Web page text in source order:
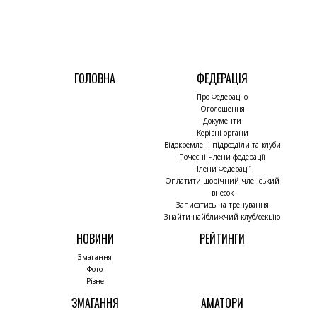
ГОЛОВНА ФЕДЕРАЦІЯ
Про Федерацію
Оголошення
Документи
Керівні органи
Відокремлені підрозділи та клуби
Почесні члени федерації
Члени Федерації
Оплатити щорічний членський
внесок
Записатись на тренування
Знайти найближчий клуб/секцію
НОВИНИ
Змагання
Фото
Різне
РЕЙТИНГИ
ЗМАГАННЯ АМАТОРИ